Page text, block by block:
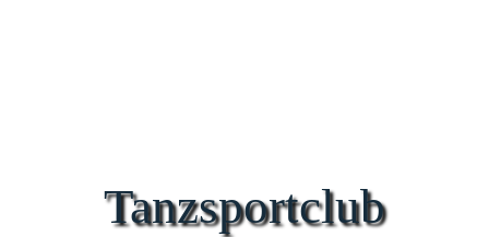
Tanzsportclub